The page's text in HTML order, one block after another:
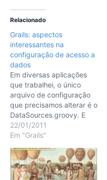
Relacionado
Grails: aspectos
interessantes na
configuração de acesso a
dados
Em diversas aplicações
que trabalhei, o único
arquivo de configuração
que precisamos alterar é o
DataSources.groovy. E
sabe o que é mais
interessante neste
framework? É um arquivo
de configuração vivo!
Grails sempre me
22/01/2011
Em "Grails"